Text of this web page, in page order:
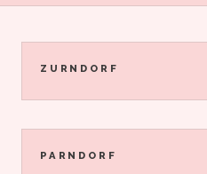
ZURNDORF
PARNDORF